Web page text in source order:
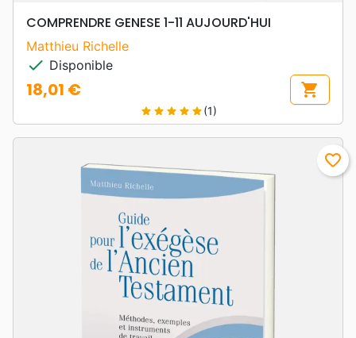
COMPRENDRE GENESE 1-11 AUJOURD'HUI
Matthieu Richelle
check Disponible
Prix
18,01 € shopping_cart
star star star star star(1)
favorite_border